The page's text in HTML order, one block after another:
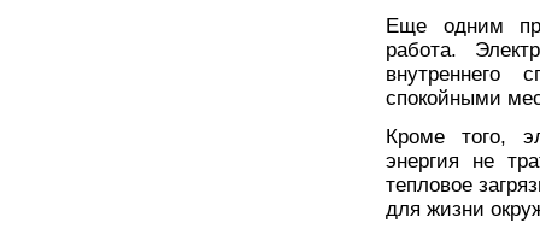
Еще одним
работа.
внутреннего
спокойными
Кроме того,
энергия не
тепловое
для жизни